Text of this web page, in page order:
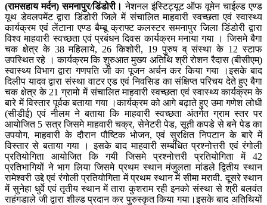
(रामसहाय मर्दन) समनापुर/डिंडोरी। नेशनल इंस्टिट्यूट ऑफ वूमेन चाईल्ड एण्ड
यूथ डेवलपमेंट द्वारा डिंडोरी जिले में संचालित माहवारी स्वच्छता एवं स्वास्थ्य
कार्यक्रम एवं लेंटाना एण्ड बैम्बू क्राफ्ट कलस्टर समनापुर जिला डिंडोरी द्वारा
विश्व माहवारी स्वच्छता एवं प्रबंधन दिवस कार्यक्रम मनाया गया । जिसमे बैगा
चक क्षेत्र के 38 महिलाये, 26 किशोरी, 19 पुरुष व् संस्था के 12 स्टाफ
उपस्थित रहे । कार्यक्रम कि शुरुआत मुख्य अतिथि श्री रोशन रैदास (बीसीएम्)
स्वास्थ्य विभाग द्वारा गणपति जी का पूजन अर्चन कर किया गया ।इसके बाद
दिलीप यादव द्वारा संस्था वाटर एड एवं निवसिड का संक्षिप्त परिचय देते हुए बैगा
चक क्षेत्र के 21 ग्रामो में संचालित माहवारी स्वच्छता एवं स्वास्थ्य कार्यक्रम के
बारे में विस्तार पूर्वक बताया गया ।कार्यक्रम को आगे बढ़ाते हुए उमा गणेश लोधी
(सीडीई) एवं नीलम ने बताया कि माहवारी स्वच्छता अंतर्गत ग्राम स्तर पर
आयोजित 5 सत्र जिसमे माहवारी चक्र, सेनेटरी पेड, सूती कपडे से बने पेड का
उपयोग, माहवारी के दौरान पौष्टिक भोजन, एवं सुरक्षित निपटान के बारे में
विस्तार से बताया गया । इसके बाद माहवारी सम्बंधित प्रश्नोत्तरी एवं रंगोली
प्रतियोगिता आयोजित कि गयी जिसमे प्रश्नोत्तरी प्रतियोगिता में 42
प्रतिभागियों ने भाग लिया जिसमे प्रथम स्थान मंजुलता मांडले द्वितीय स्थान
रामेश्वरी उद्दे एवं रंगोली प्रतियोगिता में प्रथम स्थान में सीमा मरावी. दूसरे स्थान
में सुनेहा धुर्वे एवं तृतीय स्थान में तारा कुशराम रही इनको संस्था से श्री बलवंत
राहंगडाले जी द्वारा शील्ड प्रदान कर पुरुस्कृत किया गया।इसके बाद अतिथियों